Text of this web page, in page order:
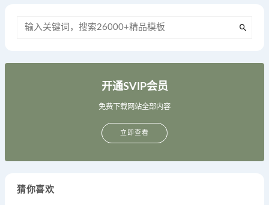
开通SVIP会员
免费下载网站全部内容
立即查看
猜你喜欢